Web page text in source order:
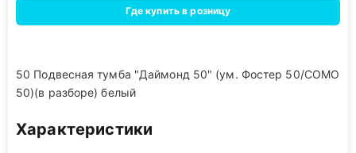
Где купить в розницу
50 Подвесная тумба "Даймонд 50" (ум. Фостер 50/COMO
50)(в разборе) белый
Характеристики